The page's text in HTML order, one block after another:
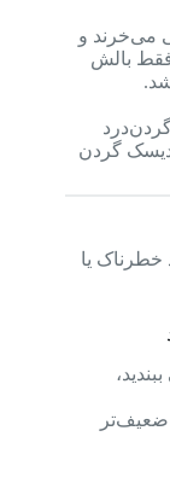
می‌خرند و
بالش
گردن
خطرناک یا